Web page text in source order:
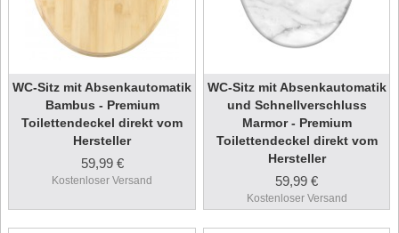
WC-Sitz mit Absenkautomatik
Bambus - Premium
Toilettendeckel direkt vom
Hersteller
59,99 €
Kostenloser Versand
WC-Sitz mit Absenkautomatik
und Schnellverschluss
Marmor - Premium
Toilettendeckel direkt vom
Hersteller
59,99 €
Kostenloser Versand